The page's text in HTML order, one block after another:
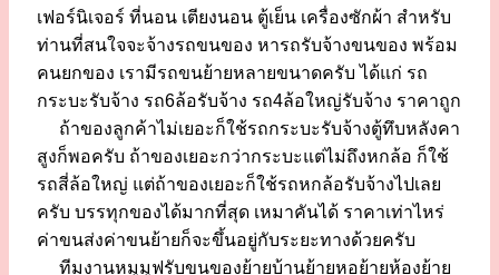
เฟอร์นิเจอร์ ที่นอน เตียงนอน ตู้เย็น เครื่องซักผ้า สำหรับ
ท่านที่สนใจจะจ้างรถขนของ หารถรับจ้างขนของ พร้อม
คนยกของ เรามีรถขนย้ายหลายขนาดครับ ได้แก่ รถ
กระบะรับจ้าง รถ6ล้อรับจ้าง รถ4ล้อใหญ่รับจ้าง ราคาถูก
ถ้าของลูกค้าไม่เยอะก็ใช้รถกระบะรับจ้างตู้ทึบหลังคา
สูงก็พอครับ ถ้าของเยอะกว่ากระบะแต่ไม่ถึงหกล้อ ก็ใช้
รถสี่ล้อใหญ่ แต่ถ้าของเยอะก็ใช้รถหกล้อรับจ้างไปเลย
ครับ บรรทุกของได้มากที่สุด เหมาคันได้ ราคาเท่าไหร่
ค่าขนส่งค่าขนย้ายก็จะขึ้นอยู่กับระยะทางด้วยครับ
ทีมงานหมูมูฟรับขนของย้ายบ้านย้ายหอย้ายห้องย้าย